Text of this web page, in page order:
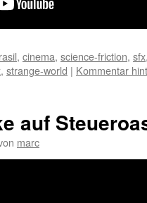
, cinema, science-friction, sfx
, strange-world | Kommentar
auf
marc